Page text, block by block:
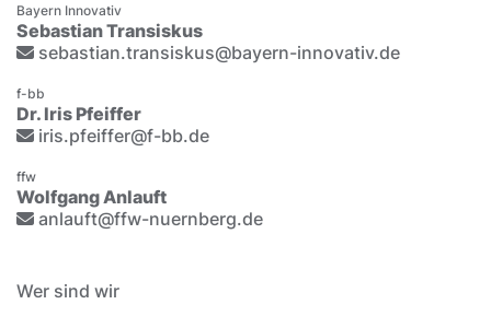
Bayern Innovativ
Sebastian Transiskus
sebastian.transiskus@bayern-innovativ.de
f-bb
Dr. Iris Pfeiffer
iris.pfeiffer@f-bb.de
ffw
Wolfgang Anlauft
anlauft@ffw-nuernberg.de
Wer sind wir